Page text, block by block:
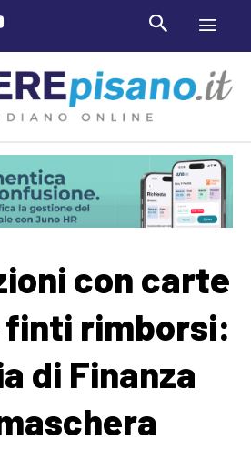
con carte
finti rimborsi:
di Finanza